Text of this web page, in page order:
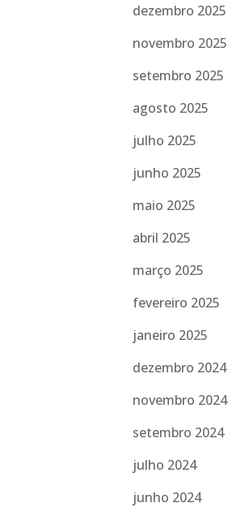
dezembro 2025
novembro 2025
setembro 2025
agosto 2025
julho 2025
junho 2025
maio 2025
abril 2025
março 2025
fevereiro 2025
janeiro 2025
dezembro 2024
novembro 2024
setembro 2024
julho 2024
junho 2024